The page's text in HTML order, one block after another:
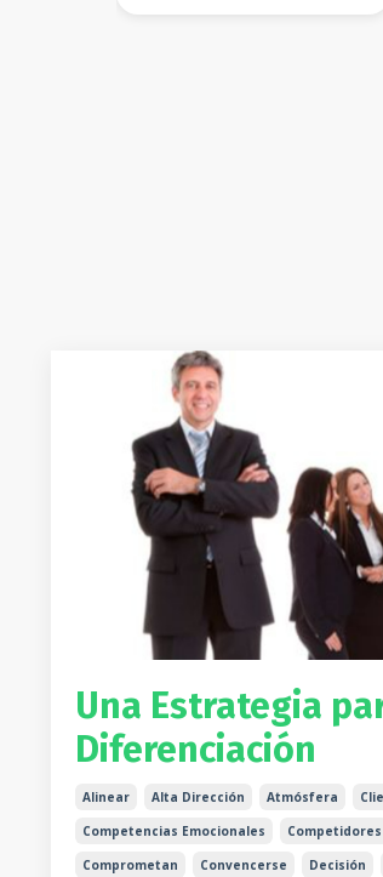
Una Estrategia
Diferenciación
Alinear Alta Dirección Atmósfera
Competencias Emocionales
Competidores
Comprometan
Convencerse Decisión